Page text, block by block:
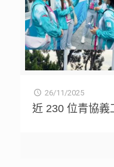
26/11/2025
近 230 位青協義